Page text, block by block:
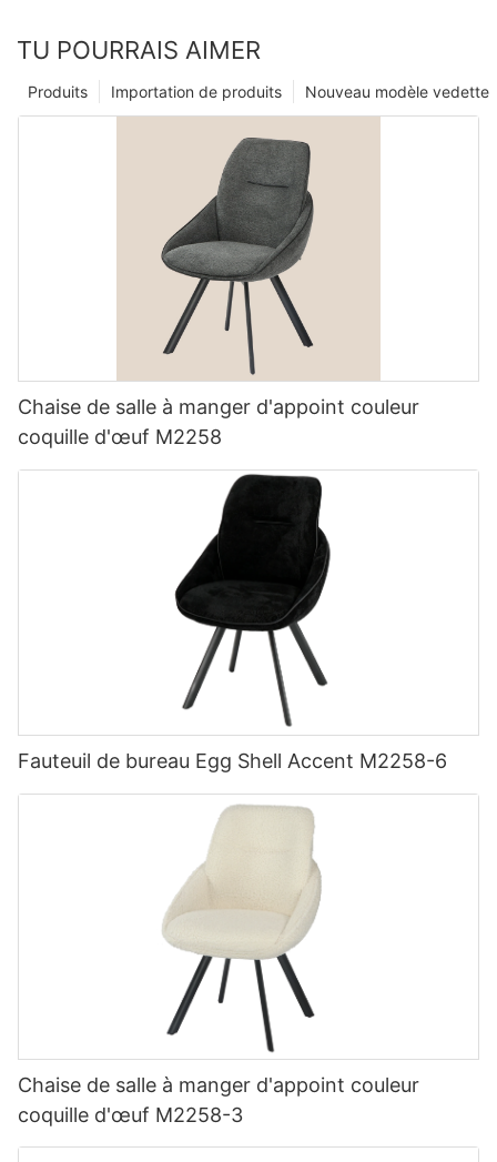
TU POURRAIS AIMER
Nouveau modèle vedette
Importation de produits
Produits
Chaise de salle à manger d'appoint couleur
coquille d'œuf M2258
Fauteuil de bureau Egg Shell Accent M2258-6
Chaise de salle à manger d'appoint couleur
coquille d'œuf M2258-3